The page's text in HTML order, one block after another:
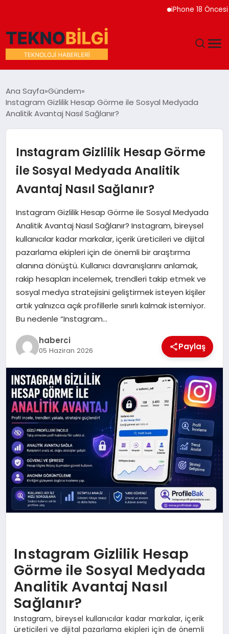
iPhone 18 Öncesi
DÜNYA
EKONOMI
MAGAZIN
SAĞLIK
SIYASET
SPOR
TEKNOLOJI
YAŞAM
Ana Sayfa Gündem
Instagram Gizlilik Hesap Görme ile Sosyal Medyada
Analitik Avantaj Nasıl Sağlanır?
Instagram Gizlilik Hesap Görme
ile Sosyal Medyada Analitik
Avantaj Nasıl Sağlanır?
Instagram Gizlilik Hesap Görme ile Sosyal Medyada
Analitik Avantaj Nasıl Sağlanır? Instagram, bireysel
kullanıcılar kadar markalar, içerik üreticileri ve dijital
pazarlama ekipleri için de önemli bir araştırma
alanına dönüştü. Kullanıcı davranışlarını anlamak,
rakip hesapları incelemek, trendleri takip etmek ve
sosyal medya stratejisini geliştirmek isteyen kişiler
artık yalnızca açık profillerle sınırlı kalmak istemiyor.
Bu nedenle “Instagram…
haberci
05 Haziran 2026 Paylaş
Instagram Gizlilik Hesap
Görme ile Sosyal Medyada
Analitik Avantaj Nasıl
Sağlanır?
Instagram, bireysel kullanıcılar kadar markalar, içerik
üreticileri ve dijital pazarlama ekipleri için de önemli